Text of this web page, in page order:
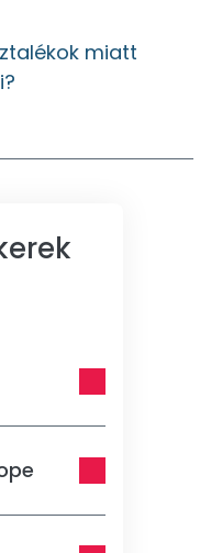
miatt